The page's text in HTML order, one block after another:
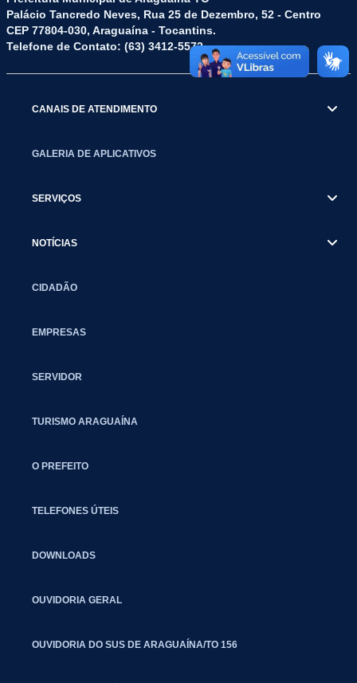
Palácio Tancredo Neves, Rua 25 de Dezembro, 52 - Centro
CEP 77804-030, Araguaína - Tocantins.
Telefone de Contato: (63) 3412-5572
CANAIS DE ATENDIMENTO
GALERIA DE APLICATIVOS
SERVIÇOS
NOTÍCIAS
CIDADÃO
EMPRESAS
SERVIDOR
TURISMO ARAGUAÍNA
O PREFEITO
TELEFONES ÚTEIS
DOWNLOADS
OUVIDORIA GERAL
OUVIDORIA DO SUS DE ARAGUAÍNA/TO 156